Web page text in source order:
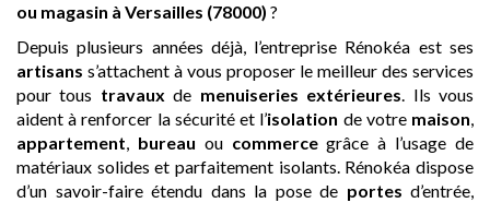
ou magasin à Versailles (78000) ?
Depuis plusieurs années déjà, l’entreprise Rénokéa est ses
artisans s’attachent à vous proposer le meilleur des services
pour tous travaux de menuiseries extérieures. Ils vous
aident à renforcer la sécurité et l’isolation de votre maison,
appartement, bureau ou commercegrâce à l’usage de
matériaux solides et parfaitement isolants. Rénokéa dispose
d’un savoir-faire étendu dans la pose de portes d’entrée,